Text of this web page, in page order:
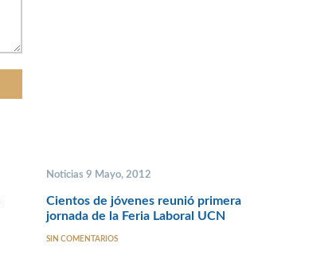
Noticias 9 Mayo, 2012
Cientos de jóvenes reunió primera
jornada de la Feria Laboral UCN
SIN COMENTARIOS